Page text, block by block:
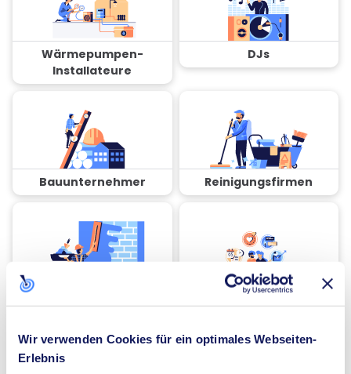
Wir verwenden Cookies für ein optimales Webseiten-
Erlebnis
Wärmepumpen-
Installateure
DJs
Bauunternehmer Reinigungsfirmen
Coaches